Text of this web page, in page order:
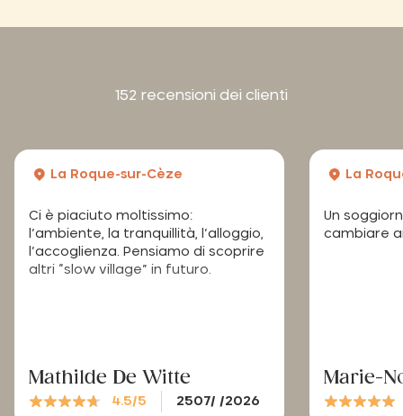
152 recensioni dei clienti
La Roque-sur-Cèze
Ci è piaciuto moltissimo:
l’ambiente, la tranquillità, l’alloggio,
l’accoglienza. Pensiamo di scoprire
altri “slow village” in futuro.
Mathilde De Witte
4.5/5 2507/ /2026
La
Un
cambiare
Marie-